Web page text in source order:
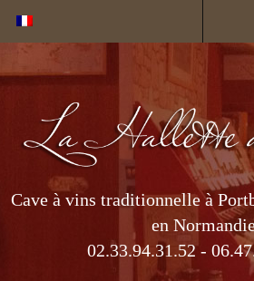
Cave à vins traditionnelle à
en
02.33.94.31.52 -
Cookies management panel